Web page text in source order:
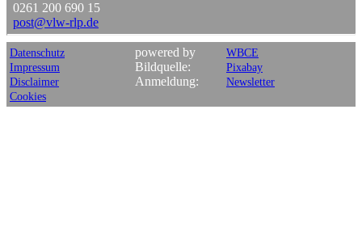
0261 200 690 15
post@vlw-rlp.de
Datenschutz
Impressum
Disclaimer
Cookies
powered by
Bildquelle:
Anmeldung:
WBCE
Pixabay
Newsletter